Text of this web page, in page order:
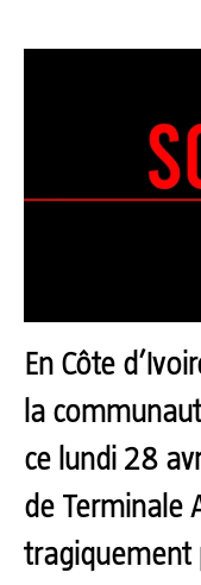
En Côte
la
ce lundi 28
de Terminale
tragiquement